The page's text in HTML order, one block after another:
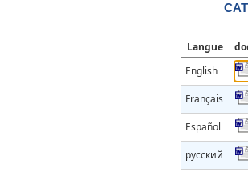
Langue
English
Français
Español
русский